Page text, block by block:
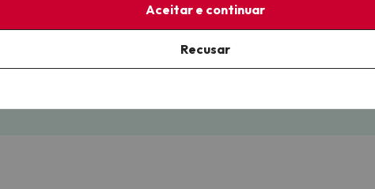
sabendo que está protegido.
Aceitar e continuar
Recusar